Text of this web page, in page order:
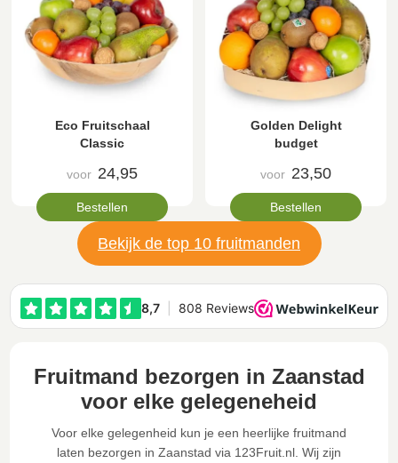
Eco Fruitschaal
Classic
voor 24,95
Bestellen
Golden Delight
budget
voor 23,50
Bestellen
Bekijk de top 10 fruitmanden
Fruitmand bezorgen in Zaanstad
voor elke gelegeneheid
Voor elke gelegenheid kun je een heerlijke fruitmand
laten bezorgen in Zaanstad via 123Fruit.nl. Wij zijn